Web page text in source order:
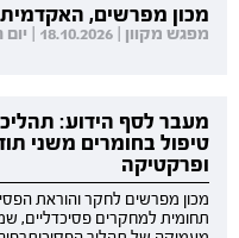
מכון מפרשים,
מפגש מקוון | 18.10.2026 | יום ראשון | 19:30-21:00
מעבר לסף הידוע:
טיפול בחומרים משני
ופרקטיקה
תחומית למחקרים פסיכדליים,